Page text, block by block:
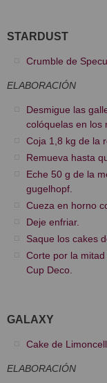
STARDUST
Crumble de
ELABORACIÓN
Desmigue las
colóquelas en los
Coja 1,8 kg de la
Remueva hasta
Eche 50 g de la
gugelhopf.
Cueza en horno
Deje enfriar.
Saque los cakes
Corte por la
Cup Deco.
GALAXY
Cake de
ELABORACIÓN